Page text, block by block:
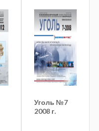
Уголь №7
2008 г.